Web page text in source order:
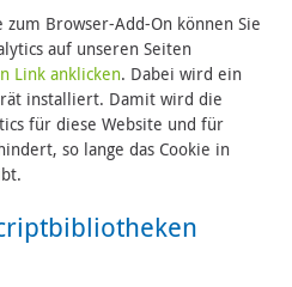
Browser-Add-On können Sie
auf unseren Seiten
Link anklicken. Dabei wird ein
installiert. Damit wird die
für diese Website und für
so lange das Cookie in